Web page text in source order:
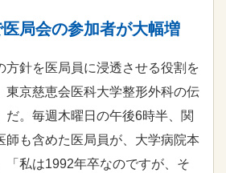
局会の参加者が大幅増
針を医局員に浸透させる役割を
東京慈恵会医科大学整形外科の伝
だ。毎週木曜日の午後6時半、関
師も含めた医局員が、大学病院本
「私は1992年卒なのですが、そ